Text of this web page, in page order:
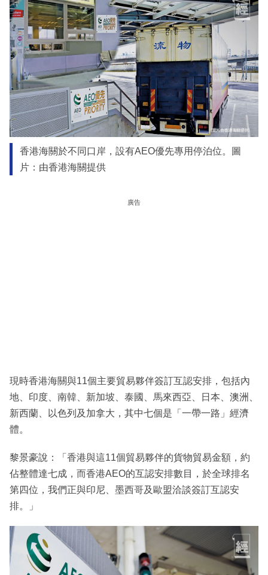
香港海關於不同口岸，設有AEO優先專用停泊位。圖
片：由香港海關提供
廣告
現時香港海關與11個主要貿易夥伴簽訂互認安排，包括內
地、印度、南韓、新加坡、泰國、馬來西亞、日本、澳洲、
新西蘭、以色列及加拿大，其中七個是「一帶一路」經濟
體。
黎景豪說：「香港與這11個貿易夥伴的貨物貿易金額，約
佔整體達七成，而香港AEO的互認安排數目，於全球排名
第四位，我們正與印尼、墨西哥及歐盟洽談簽訂互認安
排。」